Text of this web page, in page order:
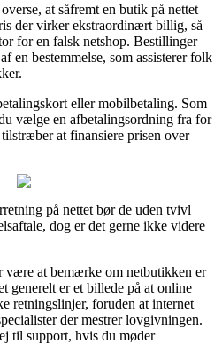
at såfremt en butik på nettet
der virker ekstraordinært billig, så
for en falsk netshop. Bestillinger
en bestemmelse, som assisterer folk
eller mobilbetaling. Som
vælge en afbetalingsordning fra for
at finansiere prisen over
på nettet bør de uden tvivl
dog er det gerne ikke videre
være at bemærke om netbutikken er
generelt er et billede på at online
retningslinjer, foruden at internet
der mestrer lovgivningen.
til support, hvis du møder